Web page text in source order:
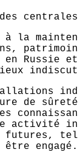
Russie
de
activité
futures,
engagé.